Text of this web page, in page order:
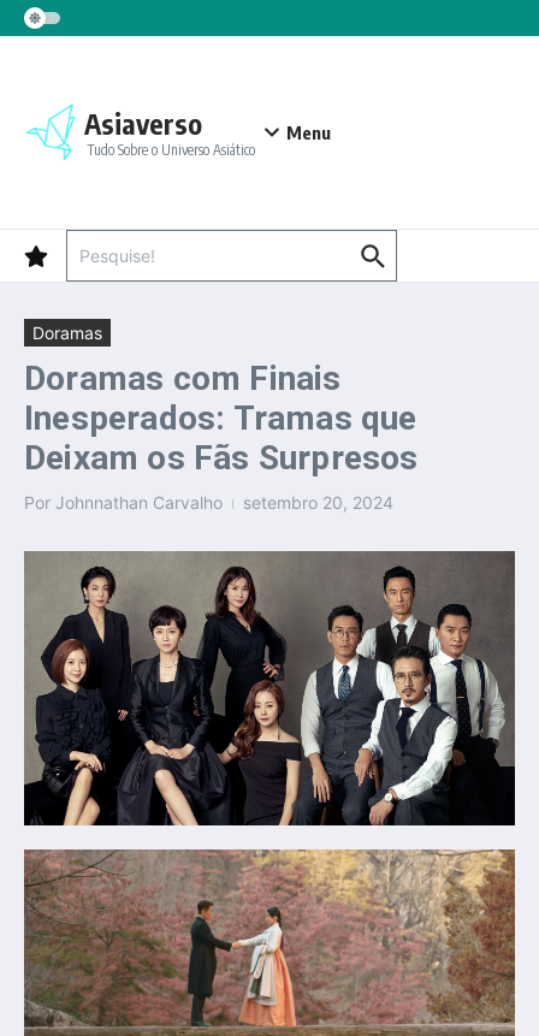
Ir para o conteúdo
Asiaverso
Tudo Sobre o Universo Asiático
Menu
Doramas
Doramas com Finais
Inesperados: Tramas que
Deixam os Fãs Surpresos
Por Johnnathan Carvalho setembro 20, 2024